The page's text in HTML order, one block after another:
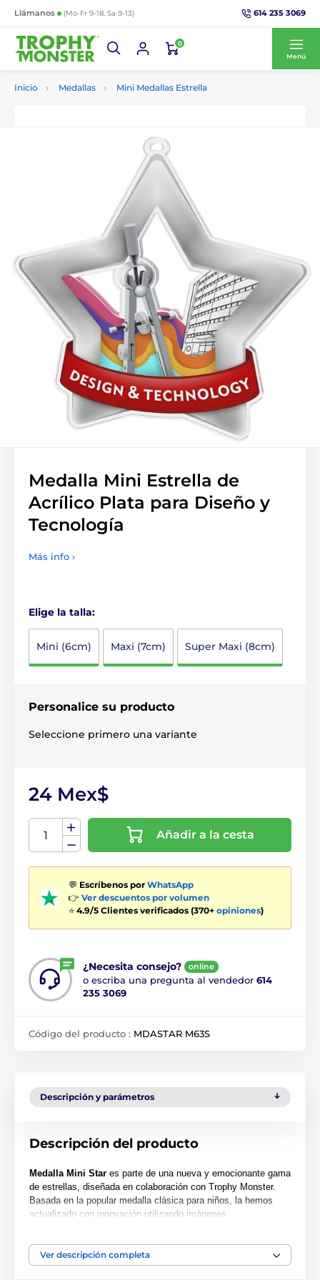
Llámanos (Mo-Fr 9-18, Sa 9-13) 614 235 3069
0
Menú
Inicio Medallas Mini Medallas Estrella
Medalla Mini Estrella de
Acrílico Plata para Diseño y
Tecnología
Más info ›
Elige la talla:
Mini (6cm) Maxi (7cm) Super Maxi (8cm)
Personalice su producto
Seleccione primero una variante
24 Mex$
Añadir a la cesta
💬 Escríbenos por WhatsApp
👉 Ver descuentos por volumen
⭐ 4.9/5 Clientes verificados (370+ opiniones)
¿Necesita consejo? online
o escriba una pregunta al vendedor 614
235 3069
Código del producto : MDASTAR M63S
Descripción y parámetros
Descripción del producto
Medalla Mini Star es parte de una nueva y emocionante gama
de estrellas, diseñada en colaboración con Trophy Monster.
Basada en la popular medalla clásica para niños, la hemos
actualizado con innovación utilizando imágenes
Cortada en una forma especial, esta medalla presenta una
Ver descripción completa